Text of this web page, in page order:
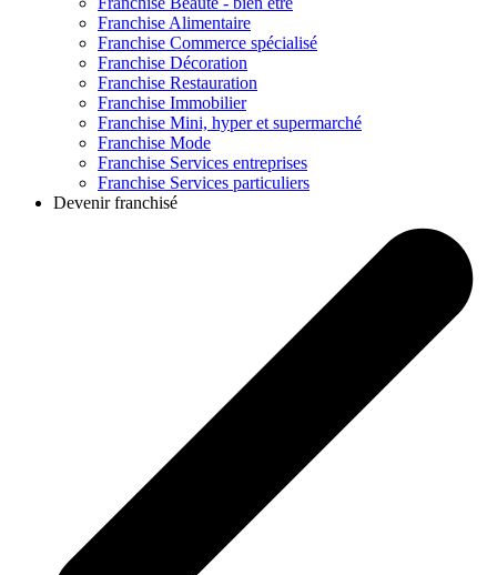
Franchise Alimentaire
Franchise Commerce spécialisé
Franchise Décoration
Franchise Restauration
Franchise Immobilier
Franchise Mini, hyper et supermarché
Franchise Mode
Franchise Services entreprises
Franchise Services particuliers
Devenir franchisé